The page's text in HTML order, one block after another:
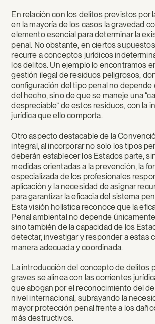
En relación con los delitos previstos por
en la mayoría de los casos la gravedad
elemento esencial para determinar la
penal. No obstante, en ciertos
recurre a conceptos jurídicos
los delitos. Un ejemplo lo encontramos
gestión ilegal de residuos peligrosos,
configuración del tipo penal no depende
del hecho, sino de que se maneje una
despreciable” de estos residuos, con la
jurídica que ello comporta.
Otro aspecto destacable de la
integral, al incorporar no solo los tipos
deberán establecer los Estados parte,
medidas orientadas a la prevención, la
especializada de los profesionales
aplicación y la necesidad de asignar
para garantizar la eficacia del sistema
Esta visión holística reconoce que la
Penal ambiental no depende
sino también de la capacidad de los
detectar, investigar y responder a estas
manera adecuada y coordinada.
La introducción del concepto de delitos
graves se alinea con las corrientes
que abogan por el reconocimiento del
nivel internacional, subrayando la
mayor protección penal frente a los
más destructivos.